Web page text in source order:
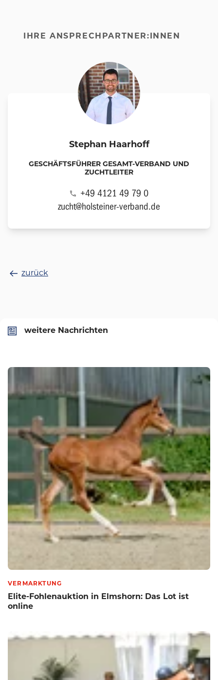
IHRE ANSPRECHPARTNER:INNEN
Stephan Haarhoff
GESCHÄFTSFÜHRER GESAMT-VERBAND UND
ZUCHTLEITER
+49 4121 49 79 0
zucht@holsteiner-verband.de
zurück
weitere Nachrichten
VERMARKTUNG
Elite-Fohlenauktion in Elmshorn: Das Lot ist
online